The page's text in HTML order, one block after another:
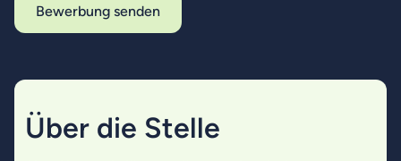
Bewerbung senden
Über die Stelle